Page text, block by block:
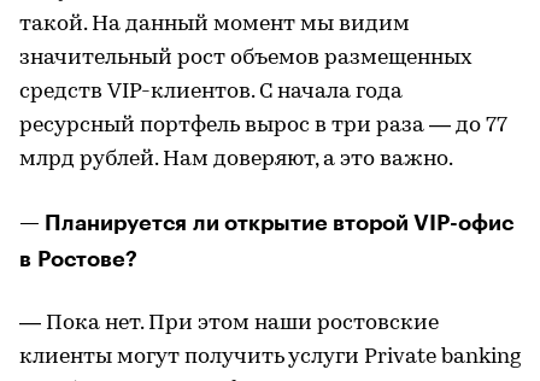
такой. На данный момент мы видим
значительный рост объемов размещенных
средств VIP-клиентов. С начала года
ресурсный портфель вырос в три раза — до 77
млрд рублей. Нам доверяют, а это важно.
— Планируется ли открытие второй VIP-офис
в Ростове?
— Пока нет. При этом наши ростовские
клиенты могут получить услуги Private banking